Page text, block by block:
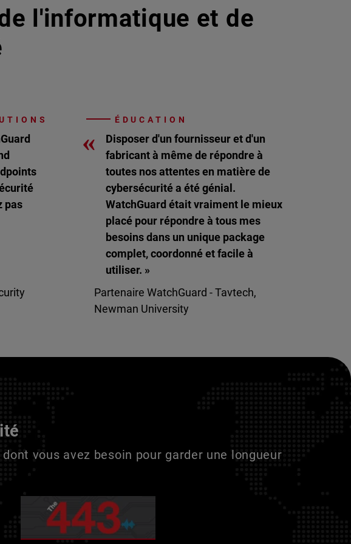
l'informatique et de
pas
ÉDUCATION
«
Disposer d'un fournisseur et d'un
fabricant à même de répondre à
toutes nos attentes en matière de
cybersécurité a été génial.
WatchGuard était vraiment le mieux
placé pour répondre à tous mes
besoins dans un unique package
complet, coordonné et facile à
utiliser. »
Partenaire WatchGuard - Tavtech,
Newman University
vous avez besoin pour garder une longueur